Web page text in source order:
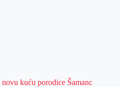
kuću porodice Šamanc